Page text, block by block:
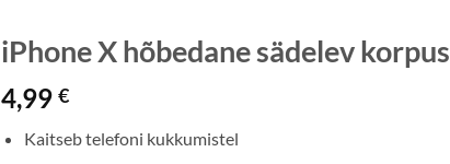
iPhone X hõbedane sädelev korpus
4,99 €
Kaitseb telefoni kukkumistel